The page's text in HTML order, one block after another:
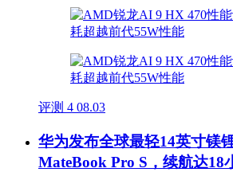
评测 4 08.03
华为发布全球最轻14英寸镁
MateBook Pro S，续航达18